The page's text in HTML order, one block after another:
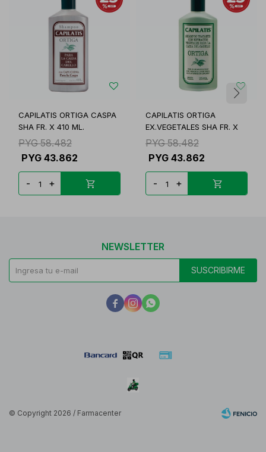
CAPILATIS ORTIGA CASPA
SHA FR. X 410 ML.
PYG 58.482
PYG 43.862
- +
CAPILATIS ORTIGA
EX.VEGETALES SHA FR. X
PYG 58.482
PYG 43.862
- +
NEWSLETTER
SUSCRIBIRME
  
© Copyright 2026 / Farmacenter